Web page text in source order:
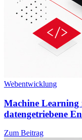
Webentwicklung
Machine Learning
datengetriebene
Zum Beitrag